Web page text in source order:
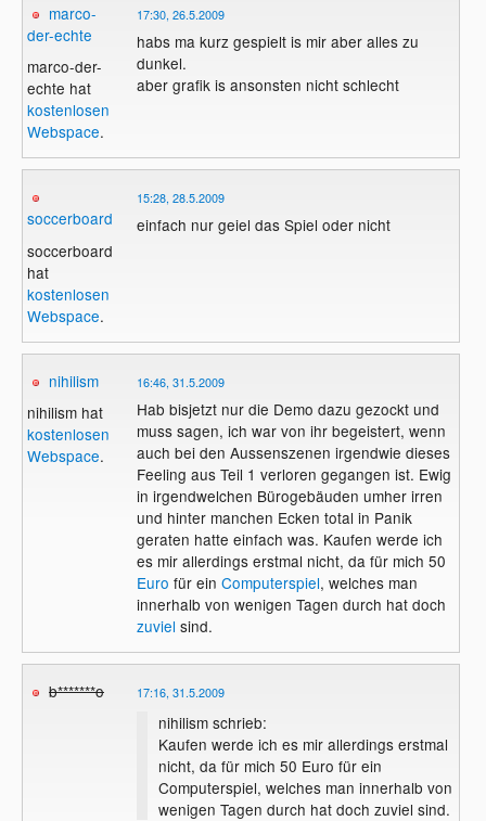
marco-
der-echte
marco-der-
echte hat
kostenlosen
Webspace.
17:30, 26.5.2009
habs ma kurz gespielt is mir aber alles zu
dunkel.
aber grafik is ansonsten nicht schlecht
soccerboard
soccerboard
hat
kostenlosen
Webspace.
15:28, 28.5.2009
einfach nur geiel das Spiel oder nicht
nihilism
nihilism hat
kostenlosen
Webspace.
16:46, 31.5.2009
Hab bisjetzt nur die Demo dazu gezockt und
muss sagen, ich war von ihr begeistert, wenn
auch bei den Aussenszenen irgendwie dieses
Feeling aus Teil 1 verloren gegangen ist. Ewig
in irgendwelchen Bürogebäuden umher irren
und hinter manchen Ecken total in Panik
geraten hatte einfach was. Kaufen werde ich
es mir allerdings erstmal nicht, da für mich 50
Euro für ein Computerspiel, welches man
innerhalb von wenigen Tagen durch hat doch
zuviel sind.
b*******o 17:16, 31.5.2009
nihilism schrieb:
Kaufen werde ich es mir allerdings erstmal
nicht, da für mich 50 Euro für ein
Computerspiel, welches man innerhalb von
wenigen Tagen durch hat doch zuviel sind.